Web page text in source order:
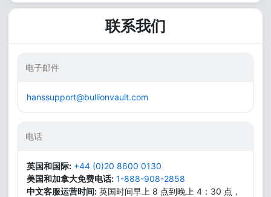
联系我们
电子邮件
hanssupport@bullionvault.com
电话
英国和国际: +44 (0)20 8600 0130
美国和加拿大免费电话: 1-888-908-2858
中文客服运营时间: 英国时间早上 8 点到晚上 4：30 点，